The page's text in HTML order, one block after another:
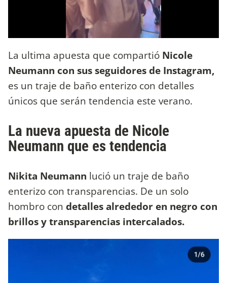
La ultima apuesta que compartió Nicole
Neumann con sus seguidores de Instagram,
es un traje de baño enterizo con detalles
únicos que serán tendencia este verano.
La nueva apuesta de Nicole
Neumann que es tendencia
Nikita Neumann lució un traje de baño
enterizo con transparencias. De un solo
hombro con detalles alrededor en negro con
brillos y transparencias intercalados.